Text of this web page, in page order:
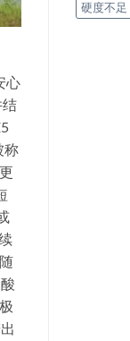
心
称
硬度不足